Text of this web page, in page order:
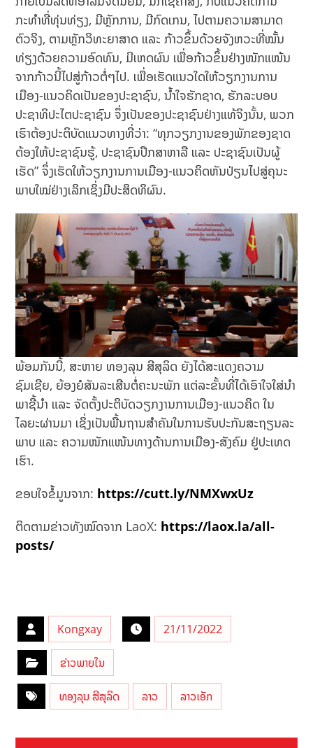
ກະທຳທີ່ທຸ່ນທ່ຽງ, ມີຫຼັກການ, ມີກົດເກນ, ໄປຕາມຄວາມສາມາດ
ຕົວຈິງ, ຕາມຫຼັກວິທະຍາສາດ ແລະ ກ້າວຂຶ້ນດ້ວຍຈັງຫວະທີ່ໝັ້ນ
ທ່ຽງດ້ວຍຄວາມອົດທົນ, ມີເຫດຜົນ ເພື່ອກ້າວຂຶ້ນຢ່າງໜັກແໜ້ນ
ຈາກກ້າວນີ້ໄປສູ່ກ້າວຕໍ່ໆໄປ. ເພື່ອເຮັດແນວໃດໃຫ້ວຽກງານການ
ເມືອງ-ແນວຄິດເປັນຂອງປະຊາຊົນ, ນໍ້າໃຈຮັກຊາດ, ຮັກລະບອບ
ປະຊາທິປະໄຕປະຊາຊົນ ຈຶ່ງເປັນຂອງປະຊາຊົນຢ່າງແທ້ຈິງນັ້ນ, ພວກ
ເຮົາຕ້ອງປະຕິບັດແນວທາງທີ່ວ່າ: “ທຸກວຽກງານຂອງພັກຂອງຊາດ
ຕ້ອງໃຫ້ປະຊາຊົນຮູ້, ປະຊາຊົນປຶກສາຫາລື ແລະ ປະຊາຊົນເປັນຜູ້
ເຮັດ” ຈຶ່ງເຮັດໃຫ້ວຽກງານການເມືອງ-ແນວຄິດຫັນປ່ຽນໄປສູ່ຄຸນະ
ພາບໃໝ່ຢ່າງເລິກເຊິ່ງມີປະສິດທິຜົນ.
ພ້ອມກັນນີ້, ສະຫາຍ ທອງລຸນ ສີສຸລິດ ຍັງໄດ້ສະແດງຄວາມ
ຊົມເຊີຍ, ຍ້ອງຍໍສັນລະເສີນຕໍ່ຄະນະພັກ ແຕ່ລະຂັ້ນທີ່ໄດ້ເອົາໃຈໃສ່ນໍາ
ພາຊີ້ນໍາ ແລະ ຈັດຕັ້ງປະຕິບັດວຽກງານການເມືອງ-ແນວຄິດ ໃນ
ໄລຍະຜ່ານມາ ເຊິ່ງເປັນພື້ນຖານສໍາຄັນໃນການຮັບປະກັນສະຖຽນລະ
ພາບ ແລະ ຄວາມໜັກແໜ້ນທາງດ້ານການເມືອງ-ສັງຄົມ ຢູ່ປະເທດ
ເຮົາ.
ຂອບໃຈຂໍ້ມູນຈາກ: https://cutt.ly/NMXwxUz
ຕິດຕາມຂ່າວທັງໝົດຈາກ LaoX: https://laox.la/all-
posts/
Kongxay 21/11/2022
ຂ່າວພາຍໃນ
ທອງລຸນ ສີສຸລິດ ລາວ ລາວເອັກ